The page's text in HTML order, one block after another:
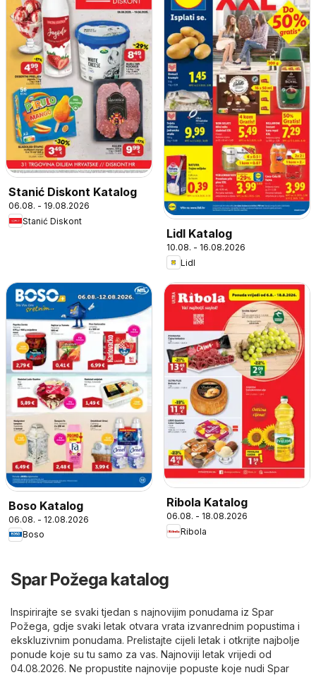
Stanić Diskont Katalog
06.08. - 19.08.2026
Stanić Diskont
Lidl Katalog
10.08. - 16.08.2026
Lidl
Boso Katalog
06.08. - 12.08.2026
Boso
Ribola Katalog
06.08. - 18.08.2026
Ribola
Spar Požega katalog
Inspirirajte se svaki tjedan s najnovijim ponudama iz Spar
Požega, gdje svaki letak otvara vrata izvanrednim popustima i
ekskluzivnim ponudama. Prelistajte cijeli letak i otkrijte najbolje
ponude koje su tu samo za vas. Najnoviji letak vrijedi od
04.08.2026. Ne propustite najnovije popuste koje nudi Spar